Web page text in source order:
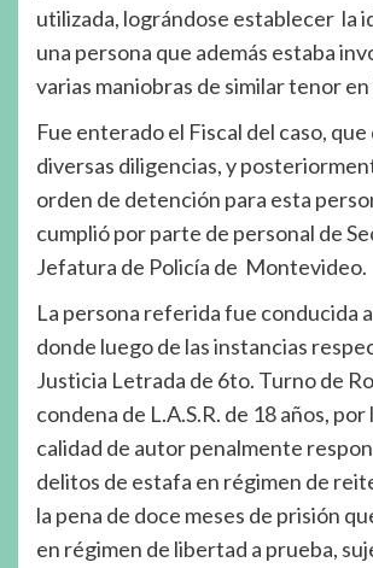
utilizada, lográndose establecer la
una persona que además estaba
varias maniobras de similar tenor
Fue enterado el Fiscal del caso,
diversas diligencias, y
orden de detención para esta
cumplió por parte de personal de
Jefatura de Policía de
La persona referida fue conducida
donde luego de las instancias
Justicia Letrada de 6to. Turno de
condena de L.A.S.R. de 18 años, por
calidad de autor penalmente
delitos de estafa en régimen de
la pena de doce meses de prisión
en régimen de libertad a prueba,